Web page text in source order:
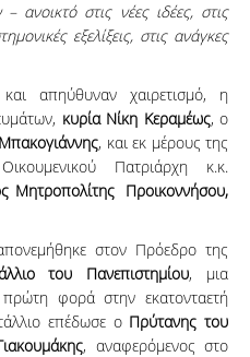
ανοικτό στις νέες ιδέες, στις
εξελίξεις, στις ανάγκες
απηύθυναν χαιρετισμό, η
κυρία Νίκη Κεραμέως, ο
, και εκ μέρους της
Πατριάρχη κ.κ.
Μητροπολίτης Προικοννήσου,
στον Πρόεδρο της
του Πανεπιστημίου, μια
φορά στην εκατονταετή
επέδωσε ο Πρύτανης του
, αναφερόμενος στο